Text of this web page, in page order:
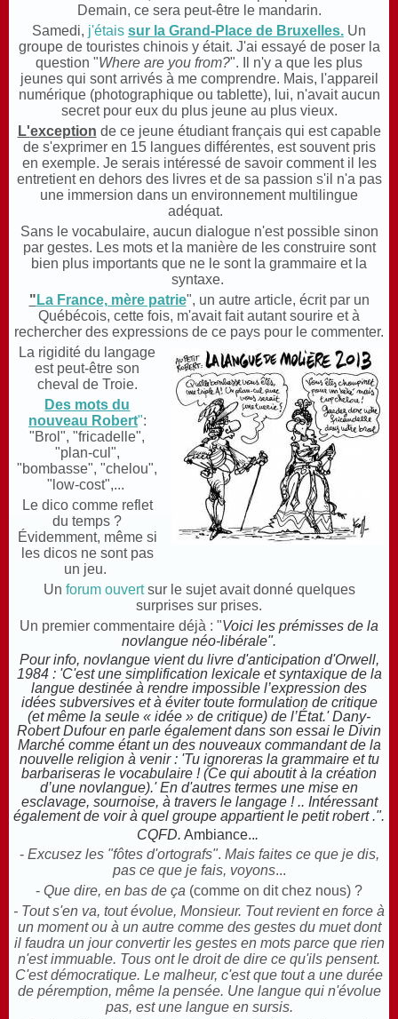
Demain, ce sera peut-être le mandarin.
Samedi, j'étais sur la Grand-Place de Bruxelles. Un
groupe de touristes chinois y était. J'ai essayé de poser la
question "Where are you from?". Il n'y a que les plus
jeunes qui sont arrivés à me comprendre. Mais, l'appareil
numérique (photographique ou tablette), lui, n'avait aucun
secret pour eux du plus jeune au plus vieux.
L'exception de ce jeune étudiant français qui est capable
de s'exprimer en 15 langues différentes, est souvent pris
en exemple. Je serais intéressé de savoir comment il les
entretient en dehors des livres et de sa passion s'il n'a pas
une immersion dans un environnement multilingue
adéquat.
Sans le vocabulaire, aucun dialogue n'est possible sinon
par gestes. Les mots et la manière de les construire sont
bien plus importants que ne le sont la grammaire et la
syntaxe.
" La France, mère patrie", un autre article, écrit par un
Québécois, cette fois, m'avait fait autant sourire et à
rechercher des expressions de ce pays pour le commenter.
La rigidité du langage
est peut-être son
cheval de Troie.
Des mots du
nouveau Robert":
"Brol", "fricadelle",
"plan-cul",
"bombasse", "chelou",
"low-cost",...
Le dico comme reflet
du temps ?
Évidemment, même si
les dicos ne sont pas
un jeu.
Un forum ouvertsur le sujet avait donné quelques
surprises sur prises.
Un premier commentaire déjà : "Voici les prémisses de la
novlangue néo-libérale".
Pour info, novlangue vient du livre d'anticipation d'Orwell,
1984 : 'C'est une simplification lexicale et syntaxique de la
langue destinée à rendre impossible l’expression des
idées subversives et à éviter toute formulation de critique
(et même la seule « idée » de critique) de l’État.' Dany-
Robert Dufour en parle également dans son essai le Divin
Marché comme étant un des nouveaux commandant de la
nouvelle religion à venir : 'Tu ignoreras la grammaire et tu
barbariseras le vocabulaire ! (Ce qui aboutit à la création
d’une novlangue).' En d'autres termes une mise en
esclavage, sournoise, à travers le langage ! .. Intéressant
également de voir à quel groupe appartient le petit robert .".
CQFD. Ambiance...
- Excusez les "fôtes d'ortografs". Mais faites ce que je dis,
pas ce que je fais, voyons...
- Que dire, en bas de ça (comme on dit chez nous) ?
- Tout s'en va, tout évolue, Monsieur. Tout revient en force à
un moment ou à un autre comme des gestes du muet dont
il faudra un jour convertir les gestes en mots parce que rien
n'est immuable. Tous ont le droit de dire ce qu'ils pensent.
C'est démocratique. Le malheur, c'est que tout a une durée
de péremption, même la pensée. Une langue qui n'évolue
pas, est une langue en sursis.